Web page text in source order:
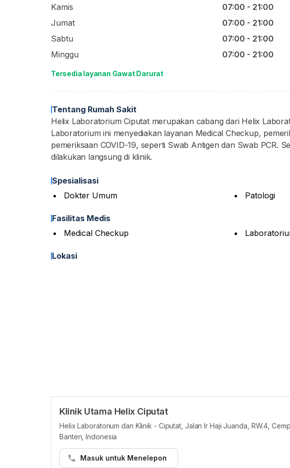
Kamis
07:00 - 21:00
Jumat
07:00 - 21:00
Sabtu
07:00 - 21:00
Minggu
07:00 - 21:00
Tersedia layanan Gawat Darurat
Tentang Rumah Sakit
Helix Laboratorium Ciputat merupakan cabang dari Helix
Laboratorium ini menyediakan layanan Medical Checkup,
pemeriksaan COVID-19, seperti Swab Antigen dan Swab PCR.
dilakukan langsung di klinik.
Spesialisasi
Dokter Umum
Patologi
Fasilitas Medis
Medical Checkup
Lokasi
Klinik Utama Helix Ciputat
Helix Laboratorium dan Klinik - Ciputat, Jalan Ir Haji Juanda, RW.4,
Banten, Indonesia
Masuk untuk Menelepon